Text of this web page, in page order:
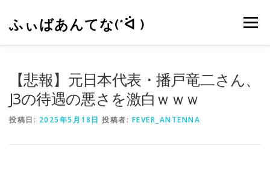
ふぃばあんてな(*ᐛ ) メニュー
【悲報】元日本代表・播戸竜二さん、
J3の待遇の悪さを激白ｗｗｗ
投稿日: 2025年5月18日 投稿者: FEVER_ANTENNA